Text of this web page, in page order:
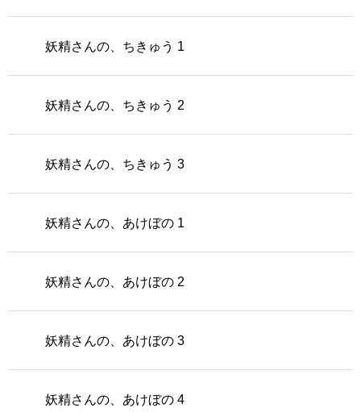
妖精さんの、ちきゅう 1
妖精さんの、ちきゅう 2
妖精さんの、ちきゅう 3
妖精さんの、あけぼの 1
妖精さんの、あけぼの 2
妖精さんの、あけぼの 3
妖精さんの、あけぼの 4